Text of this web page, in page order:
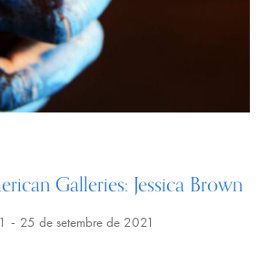
Galleries: Jessica Brown
25 de setembre de 2021